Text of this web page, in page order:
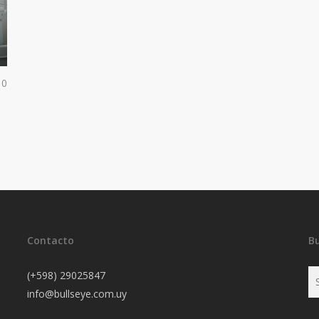
0
Contacto
(+598) 29025847
info@bullseye.com.uy